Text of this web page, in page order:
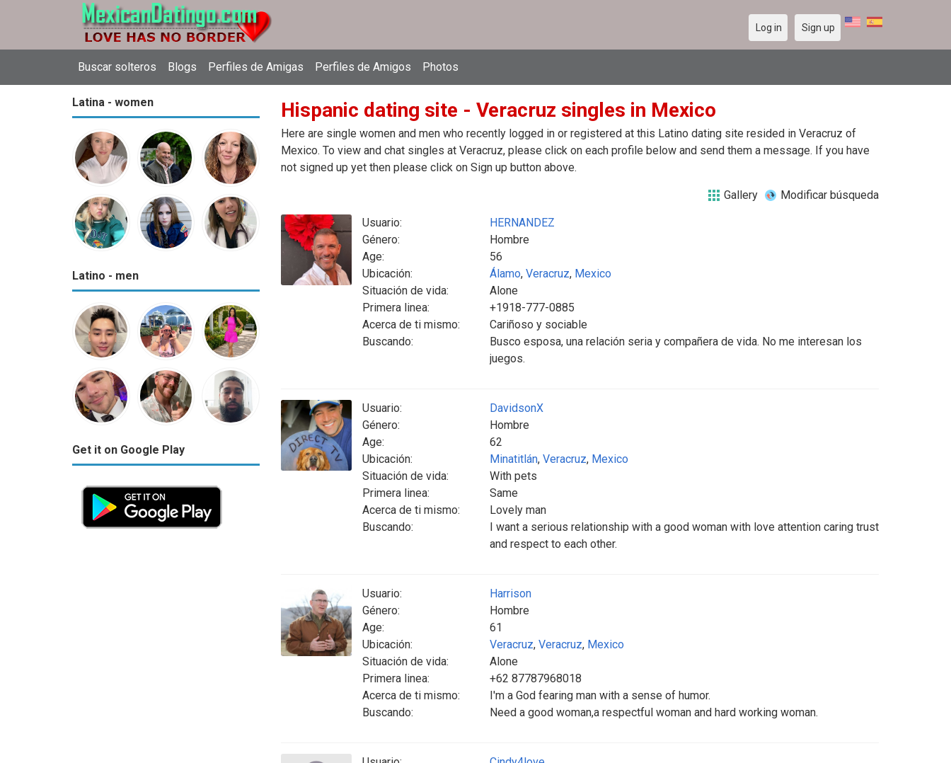
Buscar solteros Blogs Perfiles de Amigas Perfiles de Amigos Photos
Log in Sign up
Latina - women
Latino - men
Get it on Google Play
Hispanic dating site - Veracruz singles in Mexico
Here are single women and men who recently logged in or registered at this Latino dating site resided in Veracruz of
Mexico. To view and chat singles at Veracruz, please click on each profile below and send them a message. If you have
not signed up yet then please click on Sign up button above.
Gallery Modificar búsqueda
Usuario:
HERNANDEZ
Género:
Hombre
Age:
56
Ubicación:
Álamo, Veracruz, Mexico
Situación de vida:
Alone
Primera linea:
+1918-777-0885
Acerca de ti mismo:
Cariñoso y sociable
Buscando:
Busco esposa, una relación seria y compañera de vida. No me interesan los
juegos.
Usuario:
DavidsonX
Género:
Hombre
Age:
62
Ubicación:
Minatitlán, Veracruz, Mexico
Situación de vida:
With pets
Primera linea:
Same
Acerca de ti mismo:
Lovely man
Buscando:
I want a serious relationship with a good woman with love attention caring trust
and respect to each other.
Usuario:
Harrison
Género:
Hombre
Age:
61
Ubicación:
Veracruz, Veracruz, Mexico
Situación de vida:
Alone
Primera linea:
+62 87787968018
Acerca de ti mismo:
I'm a God fearing man with a sense of humor.
Buscando:
Need a good woman,a respectful woman and hard working woman.